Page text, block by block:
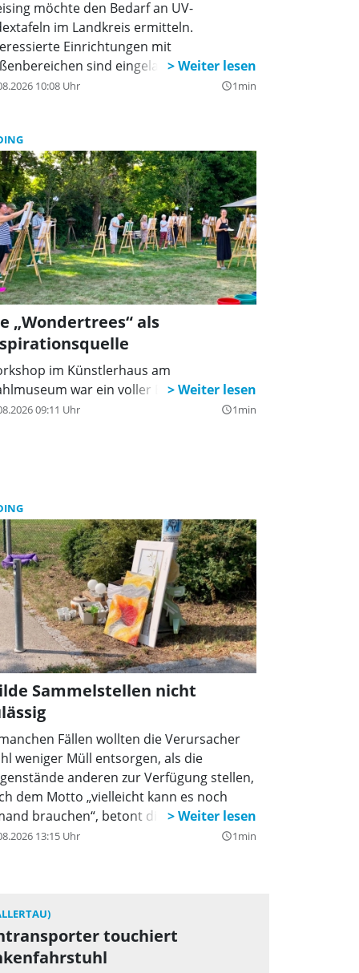
möchte den Bedarf an UV-
im Landkreis ermitteln.
Einrichtungen mit
sind eingeladen, sich zu
10:08 Uhr query_builder1min
„Wondertrees“ als
im Künstlerhaus am
war ein voller Erfolg.
09:11 Uhr query_builder1min
Sammelstellen nicht
Fällen wollten die Verursacher
weniger Müll entsorgen, als die
anderen zur Verfügung stellen,
dem Motto „vielleicht kann es noch
brauchen“, betont die Behörde.
13:15 Uhr query_builder1min
touchiert